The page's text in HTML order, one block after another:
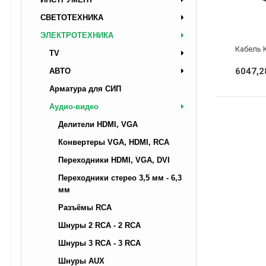
СВЕТОТЕХНИКА
ЭЛЕКТРОТЕХНИКА
TV
АВТО
Арматура для СИП
Аудио-видео
Делители HDMI, VGA
Конвертeры VGA, HDMI, RCA
Переходники HDMI, VGA, DVI
Переходники стерео 3,5 мм - 6,3
мм
Разъёмы RCA
Шнуры 2 RCA - 2 RCA
Шнуры 3 RCA - 3 RCA
Шнуры AUX